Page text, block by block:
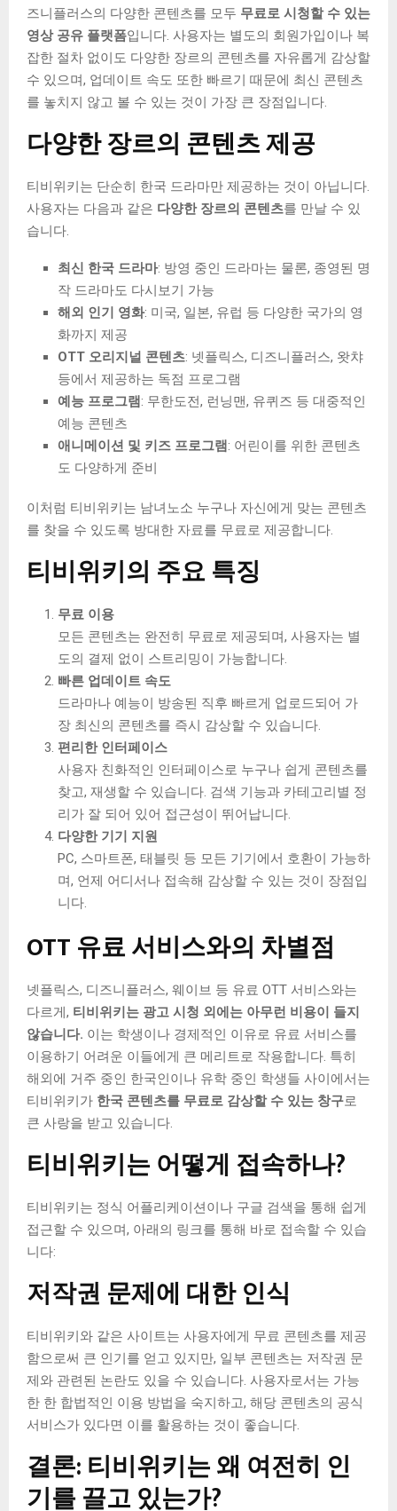
즈니플러스의 다양한 콘텐츠를 모두 무료로 시청할 수 있는
영상 공유 플랫폼입니다. 사용자는 별도의 회원가입이나 복
잡한 절차 없이도 다양한 장르의 콘텐츠를 자유롭게 감상할
수 있으며, 업데이트 속도 또한 빠르기 때문에 최신 콘텐츠
를 놓치지 않고 볼 수 있는 것이 가장 큰 장점입니다.
다양한 장르의 콘텐츠 제공
티비위키는 단순히 한국 드라마만 제공하는 것이 아닙니다.
사용자는 다음과 같은 다양한 장르의 콘텐츠를 만날 수 있
습니다.
최신 한국 드라마: 방영 중인 드라마는 물론, 종영된 명
작 드라마도 다시보기 가능
해외 인기 영화: 미국, 일본, 유럽 등 다양한 국가의 영
화까지 제공
OTT 오리지널 콘텐츠: 넷플릭스, 디즈니플러스, 왓챠
등에서 제공하는 독점 프로그램
예능 프로그램 : 무한도전, 런닝맨, 유퀴즈 등 대중적인
예능 콘텐츠
애니메이션 및 키즈 프로그램 : 어린이를 위한 콘텐츠
도 다양하게 준비
이처럼 티비위키는 남녀노소 누구나 자신에게 맞는 콘텐츠
를 찾을 수 있도록 방대한 자료를 무료로 제공합니다.
티비위키의 주요 특징
무료 이용
모든 콘텐츠는 완전히 무료로 제공되며, 사용자는 별
도의 결제 없이 스트리밍이 가능합니다.
빠른 업데이트 속도
드라마나 예능이 방송된 직후 빠르게 업로드되어 가
장 최신의 콘텐츠를 즉시 감상할 수 있습니다.
편리한 인터페이스
사용자 친화적인 인터페이스로 누구나 쉽게 콘텐츠를
찾고, 재생할 수 있습니다. 검색 기능과 카테고리별 정
리가 잘 되어 있어 접근성이 뛰어납니다.
다양한 기기 지원
PC, 스마트폰, 태블릿 등 모든 기기에서 호환이 가능하
며, 언제 어디서나 접속해 감상할 수 있는 것이 장점입
니다.
OTT 유료 서비스와의 차별점
넷플릭스, 디즈니플러스, 웨이브 등 유료 OTT 서비스와는
다르게, 티비위키는 광고 시청 외에는 아무런 비용이 들지
않습니다. 이는 학생이나 경제적인 이유로 유료 서비스를
이용하기 어려운 이들에게 큰 메리트로 작용합니다. 특히
해외에 거주 중인 한국인이나 유학 중인 학생들 사이에서는
티비위키가 한국 콘텐츠를 무료로 감상할 수 있는 창구로
큰 사랑을 받고 있습니다.
티비위키는 어떻게 접속하나?
티비위키는 정식 어플리케이션이나 구글 검색을 통해 쉽게
접근할 수 있으며, 아래의 링크를 통해 바로 접속할 수 있습
니다:
저작권 문제에 대한 인식
티비위키와 같은 사이트는 사용자에게 무료 콘텐츠를 제공
함으로써 큰 인기를 얻고 있지만, 일부 콘텐츠는 저작권 문
제와 관련된 논란도 있을 수 있습니다. 사용자로서는 가능
한 한 합법적인 이용 방법을 숙지하고, 해당 콘텐츠의 공식
서비스가 있다면 이를 활용하는 것이 좋습니다.
결론: 티비위키는 왜 여전히 인
기를 끌고 있는가?